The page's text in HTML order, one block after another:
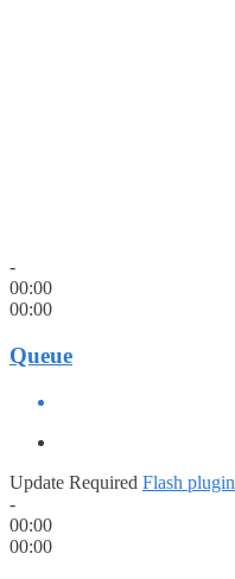
-
00:00
00:00
Queue
Update Required Flash plugin
-
00:00
00:00